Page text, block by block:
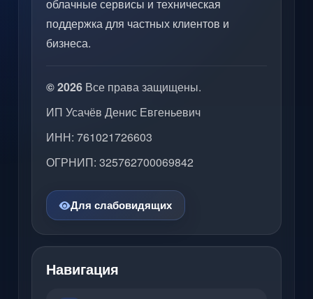
облачные сервисы и техническая
поддержка для частных клиентов и
бизнеса.
© 2026 Все права защищены.
ИП Усачёв Денис Евгеньевич
ИНН: 761021726603
ОГРНИП: 325762700069842
Для слабовидящих
Навигация